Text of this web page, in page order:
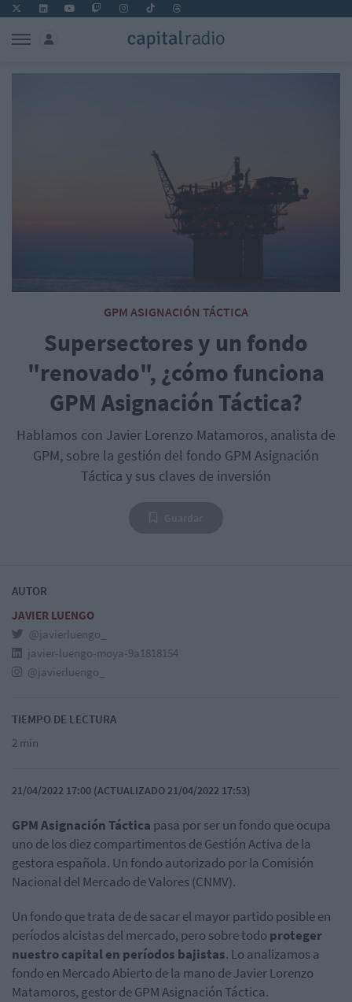
GPM ASIGNACIÓN TÁCTICA
Supersectores y un fondo
"renovado", ¿cómo funciona
GPM Asignación Táctica?
Hablamos con Javier Lorenzo Matamoros, analista de
GPM, sobre la gestión del fondo GPM Asignación
Táctica y sus claves de inversión
AUTOR
JAVIER LUENGO
@javierluengo_
javier-luengo-moya-9a1818154
@javierluengo_
TIEMPO DE LECTURA
2 min
21/04/2022 17:00 (ACTUALIZADO 21/04/2022 17:53)
GPM Asignación Táctica pasa por ser un fondo que ocupa
uno de los diez compartimentos de Gestión Activa de la
gestora española. Un fondo autorizado por la Comisión
Nacional del Mercado de Valores (CNMV).
Un fondo que trata de de sacar el mayor partido posible en
períodos alcistas del mercado, pero sobre todo proteger
nuestro capital en períodos bajistas. Lo analizamos a
fondo en Mercado Abierto de la mano de Javier Lorenzo
Matamoros, gestor de GPM Asignación Táctica.